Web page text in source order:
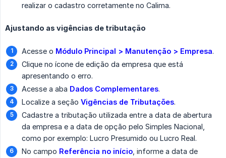
realizar o cadastro corretamente no Calima.
Ajustando as vigências de tributação
Acesse o Módulo Principal > Manutenção > Empresa.
Clique no ícone de edição da empresa que está
apresentando o erro.
Acesse a aba Dados Complementares.
Localize a seção Vigências de Tributações.
Cadastre a tributação utilizada entre a data de abertura
da empresa e a data de opção pelo Simples Nacional,
como por exemplo: Lucro Presumido ou Lucro Real.
No campo Referência no início , informe a data de